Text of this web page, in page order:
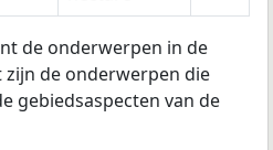
de onderwerpen in de
de onderwerpen die
gebiedsaspecten van de